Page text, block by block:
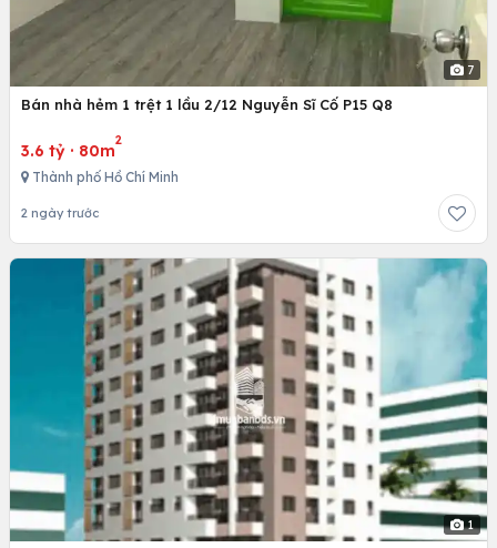
7
Bán nhà hẻm 1 trệt 1 lầu 2/12 Nguyễn Sĩ Cố P15 Q8
3.6 tỷ · 80m
2
Thành phố Hồ Chí Minh
2 ngày trước
1